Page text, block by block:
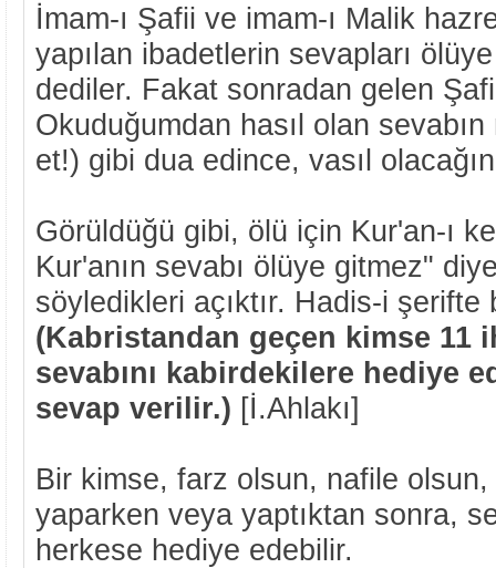
İmam-ı Şafii ve imam-ı Malik
yapılan ibadetlerin sevapları
dediler. Fakat sonradan gelen
Okuduğumdan hasıl olan
et!) gibi dua edince, vasıl
Görüldüğü gibi, ölü için Kur'an-ı
Kur'anın sevabı ölüye gitmez"
söyledikleri açıktır. Hadis-i şerifte
(Kabristandan geçen kimse 11
sevabını kabirdekilere hediye
sevap verilir.) [İ.Ahlakı]
Bir kimse, farz olsun, nafile
yaparken veya yaptıktan sonra,
herkese hediye edebilir.